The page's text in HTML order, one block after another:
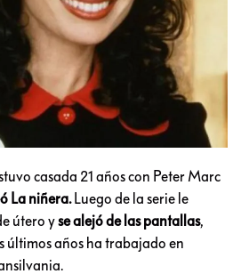
casada 21 años con Peter Marc
La niñera.Luego de la serie le
útero yse alejó de las pantallas,
últimos años ha trabajado en